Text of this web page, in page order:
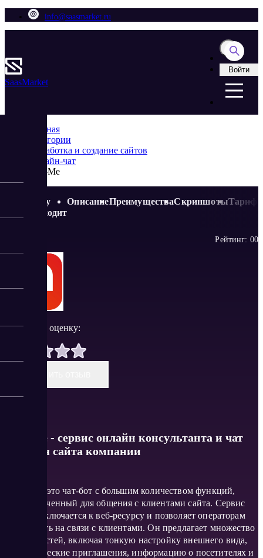
info@saasmarket.ru
SaasMarket
Войти
Главная
Категории
Разработка и создание сайтов
Онлайн-чат
Talk-Me
Кому
подходит
ОписаниеПреимуществаСкриншотыТариф
Рейтинг: 00
Поставить оценку:
Talk-Me - сервис онлайн консультанта и чат
бота для сайта компании
Talk-Me – это чат-бот с большим количеством функций,
предназначенный для общения с клиентами сайта. Сервис
легко подключается к веб-ресурсу и позволяет операторам
всегда быть на связи с клиентами. Он предлагает множество
возможностей, включая тонкую настройку внешнего вида,
автоматические приглашения, информацию о посетителях и